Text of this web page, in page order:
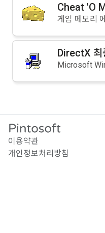
Cheat 'O
게임 메모리
DirectX 최
이용약관
개인정보처리방침